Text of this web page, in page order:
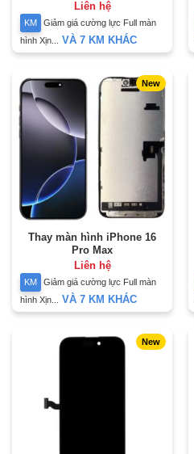
Liên hệ
KM
Giảm giá cường lực Full màn
hình Xịn...
VÀ 7 KM KHÁC
New
Thay màn hình iPhone 16
Pro Max
Liên hệ
KM
Giảm giá cường lực Full màn
hình Xịn...
VÀ 7 KM KHÁC
New